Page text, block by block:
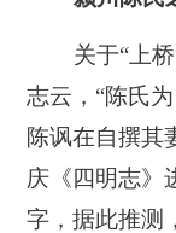
关于“上
志云，“陈氏
陈讽在自撰其
庆《四明志》
字，据此推测